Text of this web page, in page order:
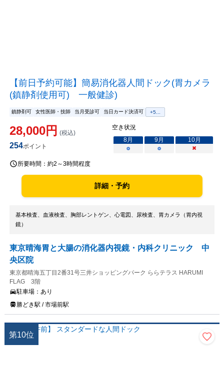
【前日予約可能】簡易消化器人間ドック(胃カメラ
(鎮静剤使用可) 一般健診)
鎮静剤可 女性医師・技師 当月受診可 当日カード決済可 +5...
28,000円 (税込)
254ポイント
空き状況
8月 9月 10月
○
○ ×
所要時間： 約2～3時間程度
詳細・予約
基本検査、血液検査、胸部レントゲン、心電図、尿検査、胃カメラ（胃内視
鏡）
東京晴海胃と大腸の消化器内視鏡・内科クリニック 中
央区院
東京都晴海五丁目2番31号三井ショッピングパーク ららテラス HARUMI
FLAG 3階
駐車場： あり
勝どき駅 / 市場前駅
第10位